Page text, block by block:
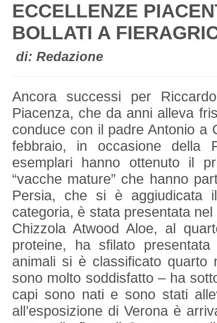
ECCELLENZE
BOLLATI A
di: Redazione
Ancora successi per
Piacenza, che da anni alleva
conduce con il padre Antonio a
febbraio, in occasione della
esemplari hanno ottenuto il
“vacche mature” che hanno
Persia, che si è aggiudicata
categoria, è stata presentata
Chizzola Atwood Aloe, al
proteine, ha sfilato
animali si è classificato quarto
sono molto soddisfatto – ha
capi sono nati e sono stati
all’esposizione di Verona è